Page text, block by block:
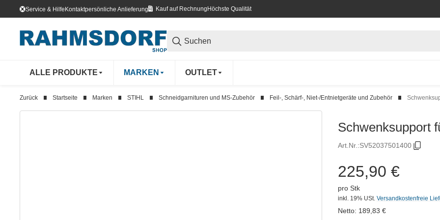
Service & HilfeKontaktpersönliche Anlieferung Kauf auf Rechnung Höchste Qualität
ALLE PRODUKTE MARKEN OUTLET
Zurück Startseite Marken STIHL Schneidgarnituren und MS-Zubehör Feil-, Schärf-, Niet-/Entnietgeräte und Zubehör
Schwenksupport
Art.Nr.:SV52037501400
225,90 €
pro Stk
inkl. 19% USt. Versandkostenfreie
Netto: 189,83 €